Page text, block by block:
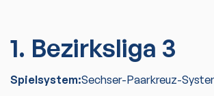
1. Bezirksliga 3
Spielsystem:Sechser-Paarkreuz-